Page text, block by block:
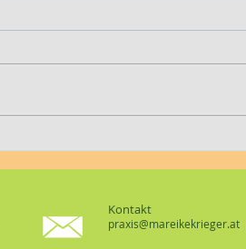
Kontakt
praxis@mareikekrieger.at